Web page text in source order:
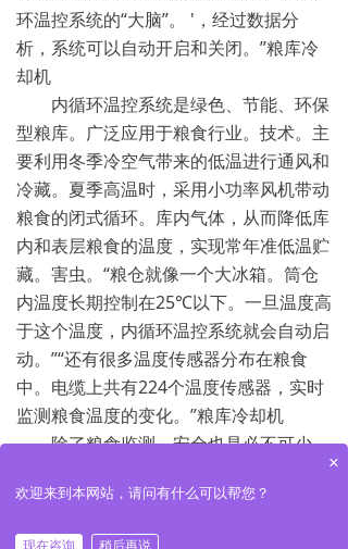
环温控系统的“大脑”。 '，经过数据分
析，系统可以自动开启和关闭。”粮库冷
却机
内循环温控系统是绿色、节能、环保
型粮库。广泛应用于粮食行业。技术。主
要利用冬季冷空气带来的低温进行通风和
冷藏。夏季高温时，采用小功率风机带动
粮食的闭式循环。库内气体，从而降低库
内和表层粮食的温度，实现常年准低温贮
藏。害虫。“粮仓就像一个大冰箱。筒仓
内温度长期控制在25℃以下。一旦温度高
于这个温度，内循环温控系统就会自动启
动。”“还有很多温度传感器分布在粮食
中。电缆上共有224个温度传感器，实时
监测粮食温度的变化。”粮库冷却机
除了粮食监测，安全也是必不可少
的。“每个仓库都配备了360度旋转的高温
传感器高清摄像头，每一粒小麦都清晰可
见。”智能粮仓综合控制平台前进行演
×
欢迎来到本网站，请问有什么可以帮您？
现在咨询 稍后再说